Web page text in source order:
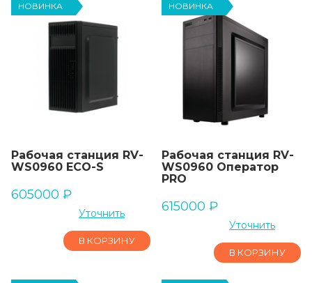
НОВИНКА
Рабочая станция RV-
WS0960 ECO-S
605000 ₽
Уточнить
В КОРЗИНУ
НОВИНКА
Рабочая станция RV-
WS0960 Оператор
PRO
615000 ₽
Уточнить
В КОРЗИНУ